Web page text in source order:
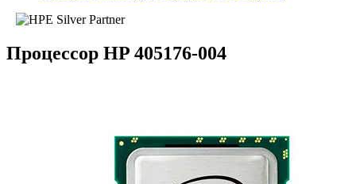
Процессор HP 405176-004